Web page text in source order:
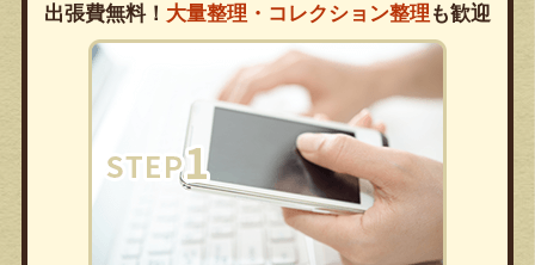
出張費無料！ 大量整理・コレクション整理 も歓迎